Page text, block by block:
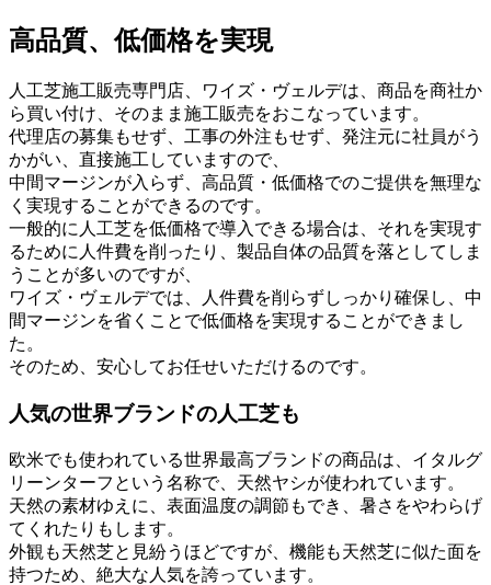
高品質、低価格を実現
人工芝施工販売専門店、ワイズ・ヴェルデは、商品を商社か
ら買い付け、そのまま施工販売をおこなっています。
代理店の募集もせず、工事の外注もせず、発注元に社員がう
かがい、直接施工していますので、
中間マージンが入らず、高品質・低価格でのご提供を無理な
く実現することができるのです。
一般的に人工芝を低価格で導入できる場合は、それを実現す
るために人件費を削ったり、製品自体の品質を落としてしま
うことが多いのですが、
ワイズ・ヴェルデでは、人件費を削らずしっかり確保し、中
間マージンを省くことで低価格を実現することができまし
た。
そのため、安心してお任せいただけるのです。
人気の世界ブランドの人工芝も
欧米でも使われている世界最高ブランドの商品は、イタルグ
リーンターフという名称で、天然ヤシが使われています。
天然の素材ゆえに、表面温度の調節もでき、暑さをやわらげ
てくれたりもします。
外観も天然芝と見紛うほどですが、機能も天然芝に似た面を
持つため、絶大な人気を誇っています。